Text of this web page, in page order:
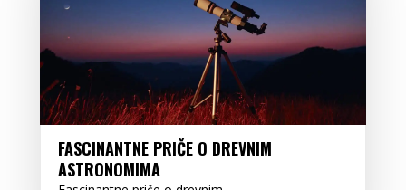
FASCINANTNE PRIČE O DREVNIM
ASTRONOMIMA